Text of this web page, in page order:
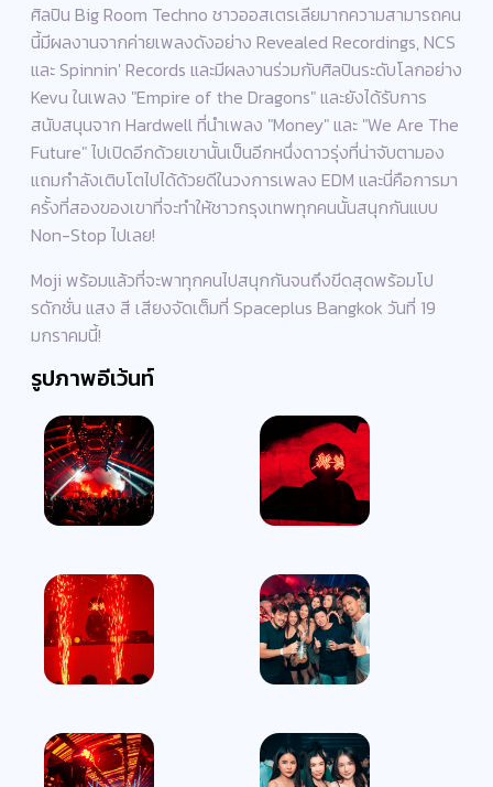
ศิลปิน Big Room Techno ชาวออสเตรเลียมากความสามารถคน
นี้มีผลงานจากค่ายเพลงดังอย่าง Revealed Recordings, NCS
และ Spinnin' Records และมีผลงานร่วมกับศิลปินระดับโลกอย่าง
Kevu ในเพลง "Empire of the Dragons" และยังได้รับการ
สนับสนุนจาก Hardwell ที่นำเพลง "Money" และ "We Are The
Future" ไปเปิดอีกด้วยเขานั้นเป็นอีกหนึ่งดาวรุ่งที่น่าจับตามอง
แถมกำลังเติบโตไปได้ด้วยดีในวงการเพลง EDM และนี่คือการมา
ครั้งที่สองของเขาที่จะทำให้ชาวกรุงเทพทุกคนนั้นสนุกกันแบบ
Non-Stop ไปเลย!
Moji พร้อมแล้วที่จะพาทุกคนไปสนุกกันจนถึงขีดสุดพร้อมโป
รดักชั่น แสง สี เสียงจัดเต็มที่ Spaceplus Bangkok วันที่ 19
มกราคมนี้!
รูปภาพอีเว้นท์